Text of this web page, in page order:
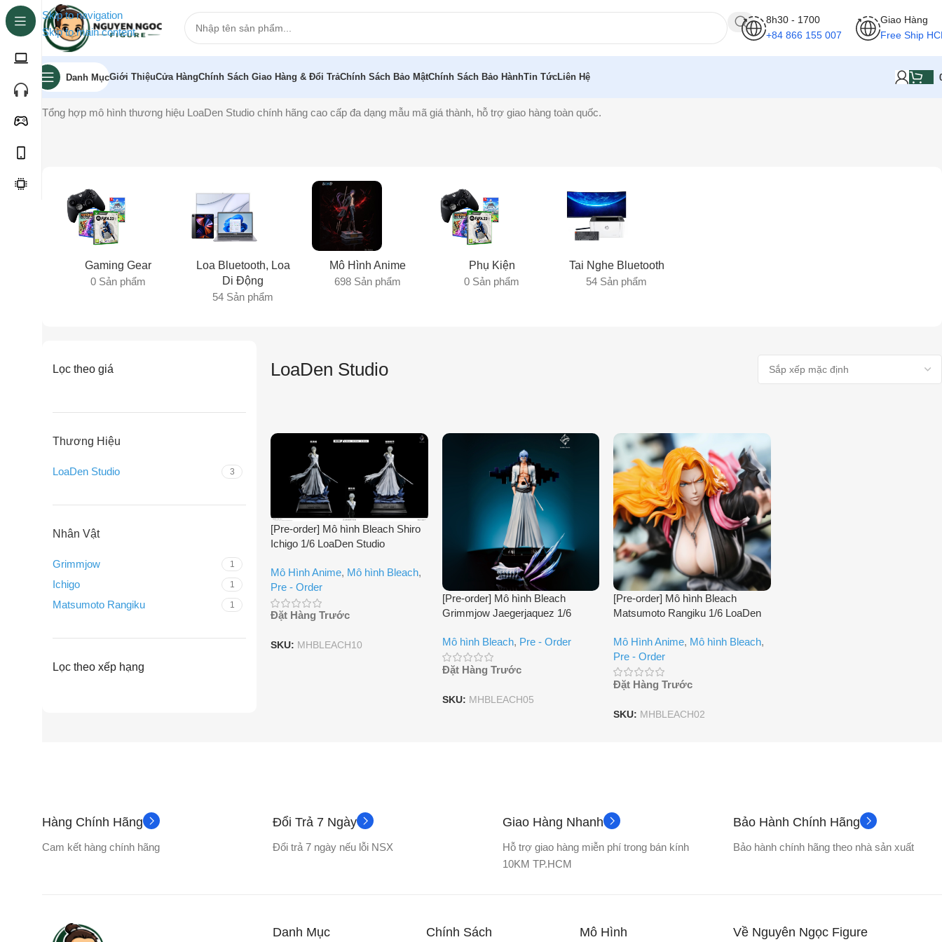
Skip to navigation
Skip to main content
8h30 - 1700
+84 866 155 007
Giao Hàng
Free Ship
Danh MụcGiới ThiệuCửa HàngChính Sách Giao Hàng & Đổi TrảChính Sách Bảo MậtChính Sách Bảo HànhTin TứcLiên Hệ
Trang chủ»LoaDen Studio
Tổng hợp mô hình thương hiệu LoaDen Studio chính hãng cao cấp đa dạng mẫu mã giá thành, hỗ trợ giao hàng toàn quốc.
Gaming Gear
0 Sản phẩm
Loa Bluetooth, Loa
Di Động
54 Sản phẩm
Mô Hình Anime
698 Sản phẩm
Phụ Kiện
0 Sản phẩm
Tai Nghe Bluetooth
54 Sản phẩm
Lọc theo giá
Thương Hiệu
LoaDen Studio 3
Nhân Vật
Grimmjow 1
Ichigo 1
Matsumoto Rangiku 1
Lọc theo xếp hạng
LoaDen Studio
[Pre-order] Mô hình Bleach Shiro
Ichigo 1/6 LoaDen Studio
Mô Hình Anime, Mô hình Bleach,
Pre - Order
Đặt Hàng Trước
SKU: MHBLEACH10
[Pre-order] Mô hình Bleach
Grimmjow Jaegerjaquez 1/6
Mô hình Bleach, Pre - Order
Đặt Hàng Trước
SKU: MHBLEACH05
[Pre-order] Mô hình Bleach
Matsumoto Rangiku 1/6 LoaDen
Mô Hình Anime, Mô hình Bleach,
Pre - Order
Đặt Hàng Trước
SKU: MHBLEACH02
Hàng Chính Hãng
Cam kết hàng chính hãng
Đổi Trả 7 Ngày
Đổi trả 7 ngày nếu lỗi NSX
Giao Hàng Nhanh
Hỗ trợ giao hàng miễn phí trong bán kính
10KM TP.HCM
Bảo Hành Chính Hãng
Bảo hành chính hãng theo nhà sản xuất
Danh Mục Chính Sách Mô Hình Về Nguyên Ngọc Figure